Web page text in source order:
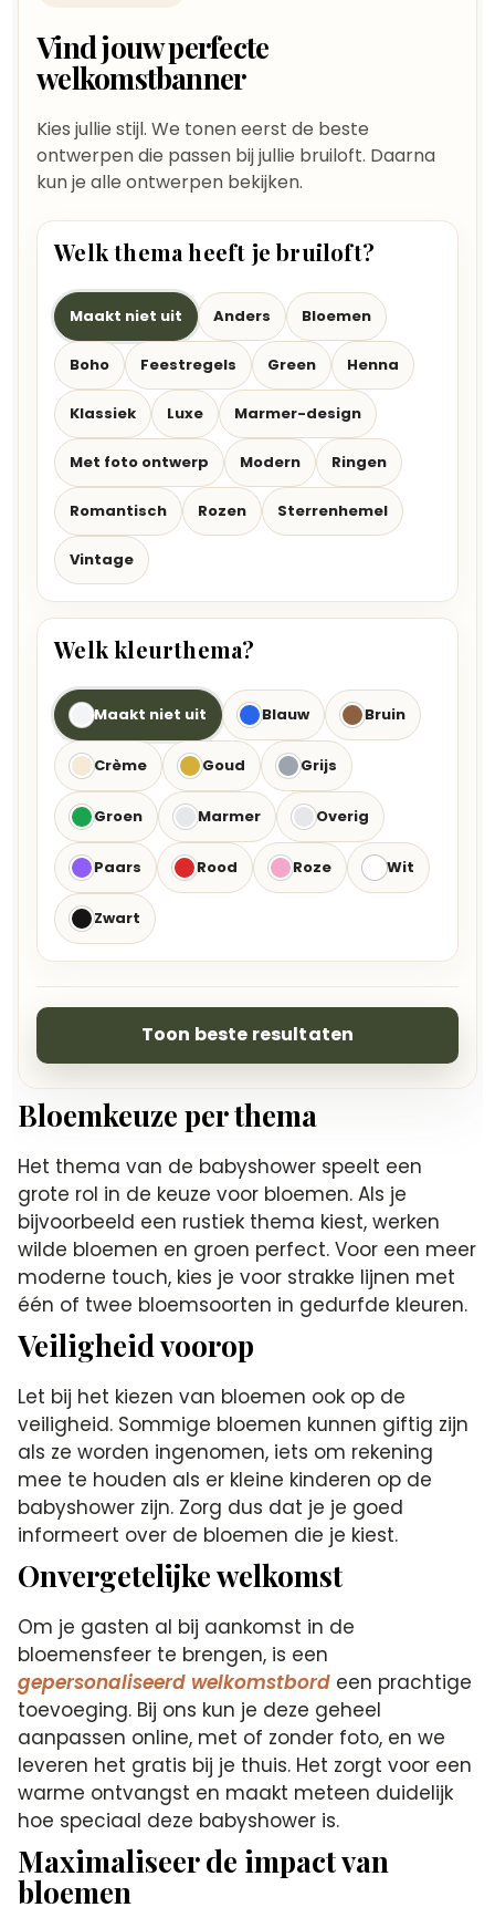
Vind jouw perfecte
welkomstbanner
Kies jullie stijl. We tonen eerst de beste
ontwerpen die passen bij jullie bruiloft. Daarna
kun je alle ontwerpen bekijken.
Welk thema heeft je bruiloft?
Maakt niet uit Anders Bloemen
Boho Feestregels Green Henna
Klassiek Luxe Marmer-design
Met foto ontwerp Modern Ringen
Romantisch Rozen Sterrenhemel
Vintage
Welk kleurthema?
Maakt niet uit Blauw Bruin
Crème Goud Grijs
Groen Marmer Overig
Paars Rood Roze Wit
Zwart
Toon beste resultaten
Bloemkeuze per thema
Het thema van de babyshower speelt een
grote rol in de keuze voor bloemen. Als je
bijvoorbeeld een rustiek thema kiest, werken
wilde bloemen en groen perfect. Voor een meer
moderne touch, kies je voor strakke lijnen met
één of twee bloemsoorten in gedurfde kleuren.
Veiligheid voorop
Let bij het kiezen van bloemen ook op de
veiligheid. Sommige bloemen kunnen giftig zijn
als ze worden ingenomen, iets om rekening
mee te houden als er kleine kinderen op de
babyshower zijn. Zorg dus dat je je goed
informeert over de bloemen die je kiest.
Onvergetelijke welkomst
Om je gasten al bij aankomst in de
bloemensfeer te brengen, is een
gepersonaliseerd welkomstbord een prachtige
toevoeging. Bij ons kun je deze geheel
aanpassen online, met of zonder foto, en we
leveren het gratis bij je thuis. Het zorgt voor een
warme ontvangst en maakt meteen duidelijk
hoe speciaal deze babyshower is.
Maximaliseer de impact van
bloemen